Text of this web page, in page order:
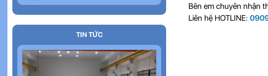
TIN TỨC
Bên em chuyên nhận
Liên hệ HOTLINE: